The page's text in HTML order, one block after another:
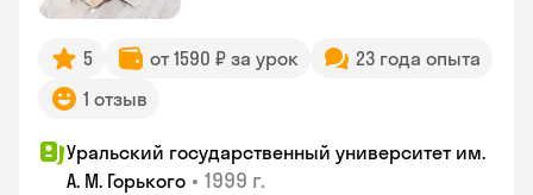
5 от 1590 ₽ за урок
23 года опыта
1 отзыв
Уральский государственный университет им.
А. М. Горького • 1999 г.